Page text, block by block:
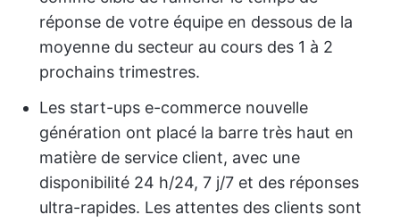
réponse de votre équipe en dessous de la
moyenne du secteur au cours des 1 à 2
prochains trimestres.
Les start-ups e-commerce nouvelle
génération ont placé la barre très haut en
matière de service client, avec une
disponibilité 24 h/24, 7 j/7 et des réponses
ultra-rapides. Les attentes des clients sont